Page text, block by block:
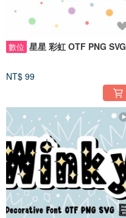
數位 星星 彩虹 OTF PNG SVG
NT$ 99